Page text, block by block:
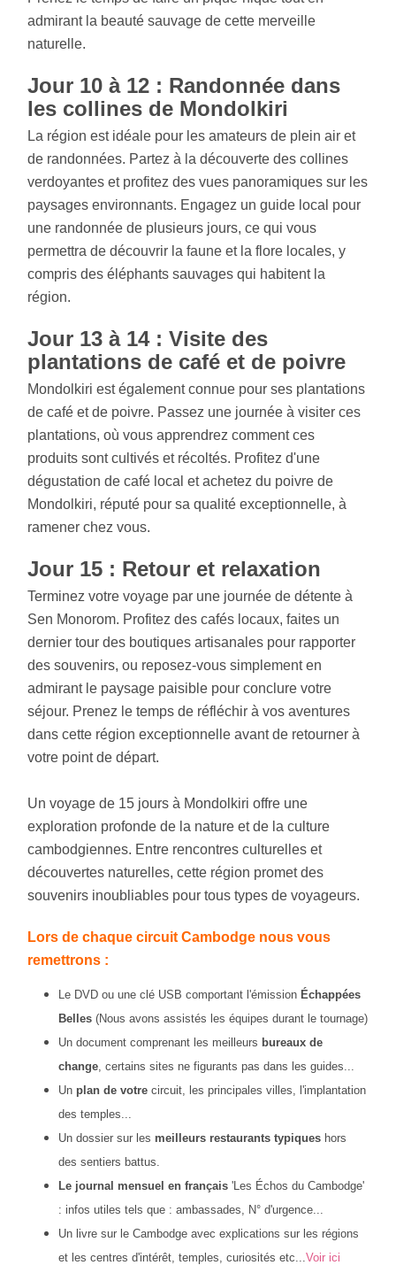
admirant la beauté sauvage de cette merveille
naturelle.
Jour 10 à 12 : Randonnée dans
les collines de Mondolkiri
La région est idéale pour les amateurs de plein air et
de randonnées. Partez à la découverte des collines
verdoyantes et profitez des vues panoramiques sur les
paysages environnants. Engagez un guide local pour
une randonnée de plusieurs jours, ce qui vous
permettra de découvrir la faune et la flore locales, y
compris des éléphants sauvages qui habitent la
région.
Jour 13 à 14 : Visite des
plantations de café et de poivre
Mondolkiri est également connue pour ses plantations
de café et de poivre. Passez une journée à visiter ces
plantations, où vous apprendrez comment ces
produits sont cultivés et récoltés. Profitez d'une
dégustation de café local et achetez du poivre de
Mondolkiri, réputé pour sa qualité exceptionnelle, à
ramener chez vous.
Jour 15 : Retour et relaxation
Terminez votre voyage par une journée de détente à
Sen Monorom. Profitez des cafés locaux, faites un
dernier tour des boutiques artisanales pour rapporter
des souvenirs, ou reposez-vous simplement en
admirant le paysage paisible pour conclure votre
séjour. Prenez le temps de réfléchir à vos aventures
dans cette région exceptionnelle avant de retourner à
votre point de départ.
Un voyage de 15 jours à Mondolkiri offre une
exploration profonde de la nature et de la culture
cambodgiennes. Entre rencontres culturelles et
découvertes naturelles, cette région promet des
souvenirs inoubliables pour tous types de voyageurs.
Lors de chaque circuit Cambodge nous vous
remettrons :
Le DVD ou une clé USB comportant l'émission Échappées
Belles (Nous avons assistés les équipes durant le tournage)
Un document comprenant les meilleurs bureaux de
change , certains sites ne figurants pas dans les guides...
Un plan de votre circuit, les principales villes, l'implantation
des temples...
Un dossier sur les meilleurs restaurants typiques hors
des sentiers battus.
Le journal mensuel en français 'Les Échos du Cambodge'
: infos utiles tels que : ambassades, N° d'urgence...
Un livre sur le Cambodge avec explications sur les régions
et les centres d'intérêt, temples, curiosités etc...Voir ici